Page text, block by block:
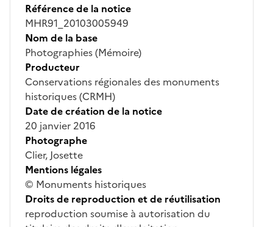
Référence de la notice
MHR91_20103005949
Nom de la base
Photographies (Mémoire)
Producteur
Conservations régionales des monuments
historiques (CRMH)
Date de création de la notice
20 janvier 2016
Photographe
Clier, Josette
Mentions légales
© Monuments historiques
Droits de reproduction et de réutilisation
reproduction soumise à autorisation du